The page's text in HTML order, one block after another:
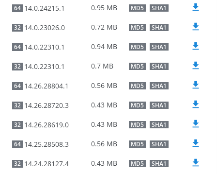
64 14.0.24215.1 0.95 MB MD5 SHA1
32 14.0.23026.0 0.72 MB MD5 SHA1
64 14.0.22310.1 0.94 MB MD5 SHA1
32 14.0.22310.1 0.7 MB MD5 SHA1
64 14.26.28804.1 0.56 MB MD5 SHA1
32 14.26.28720.3 0.43 MB MD5 SHA1
32 14.26.28619.0 0.43 MB MD5 SHA1
64 14.25.28508.3 0.56 MB MD5 SHA1
32 14.24.28127.4 0.43 MB MD5 SHA1